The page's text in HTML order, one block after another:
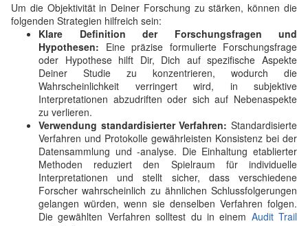
Um die Objektivität in Deiner Forschung zu stärken, können die
folgenden Strategien hilfreich sein:
Klare Definition der Forschungsfragen und
Hypothesen: Eine präzise formulierte Forschungsfrage
oder Hypothese hilft Dir, Dich auf spezifische Aspekte
Deiner Studie zu konzentrieren, wodurch die
Wahrscheinlichkeit verringert wird, in subjektive
Interpretationen abzudriften oder sich auf Nebenaspekte
zu verlieren.
Verwendung standardisierter Verfahren: Standardisierte
Verfahren und Protokolle gewährleisten Konsistenz bei der
Datensammlung und -analyse. Die Einhaltung etablierter
Methoden reduziert den Spielraum für individuelle
Interpretationen und stellt sicher, dass verschiedene
Forscher wahrscheinlich zu ähnlichen Schlussfolgerungen
gelangen würden, wenn sie denselben Verfahren folgen.
Die gewählten Verfahren solltest du in einem Audit Trail